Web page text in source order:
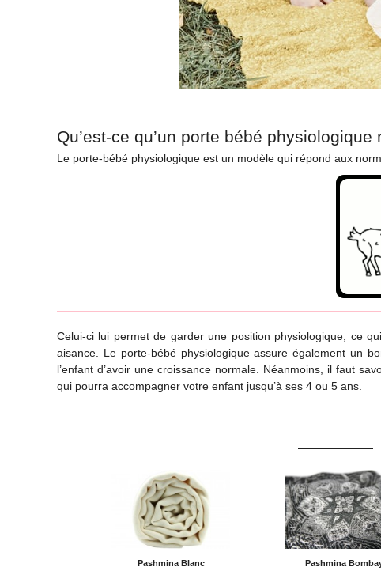
Qu’est-ce qu’un porte bébé physiologique
Le porte-bébé physiologique est un modèle qui répond aux
Celui-ci lui permet de garder une position physiologique, ce
aisance. Le porte-bébé physiologique assure également un
l’enfant d’avoir une croissance normale. Néanmoins, il faut
qui pourra accompagner votre enfant jusqu’à ses 4 ou 5 ans.
Pashmina Blanc
Pashmina